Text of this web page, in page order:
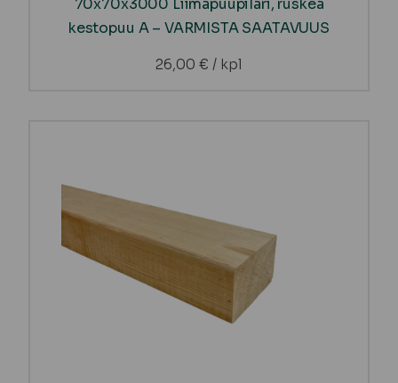
70x70x3000 Liimapuupilari, ruskea
kestopuu A – VARMISTA SAATAVUUS
26,00 € / kpl